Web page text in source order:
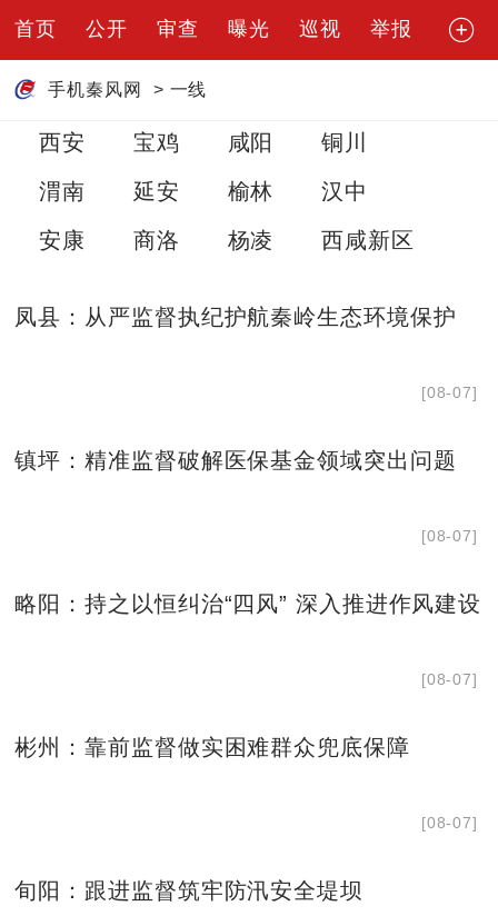
首页 公开 审查 曝光 巡视 举报
手机秦风网 > 一线
西安 宝鸡 咸阳 铜川
渭南 延安 榆林 汉中
安康 商洛 杨凌 西咸新区
凤县：从严监督执纪护航秦岭生态环境保护
[08-07]
镇坪：精准监督破解医保基金领域突出问题
[08-07]
略阳：持之以恒纠治“四风” 深入推进作风建设
[08-07]
彬州：靠前监督做实困难群众兜底保障
[08-07]
旬阳：跟进监督筑牢防汛安全堤坝